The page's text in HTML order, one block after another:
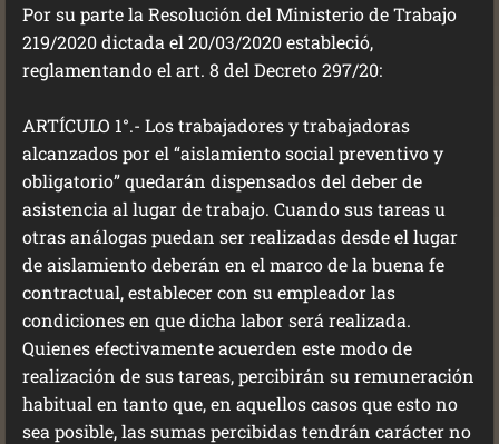
Por su parte la Resolución del Ministerio de Trabajo
219/2020 dictada el 20/03/2020 estableció,
reglamentando el art. 8 del Decreto 297/20:
ARTÍCULO 1°.- Los trabajadores y trabajadoras
alcanzados por el “aislamiento social preventivo y
obligatorio” quedarán dispensados del deber de
asistencia al lugar de trabajo. Cuando sus tareas u
otras análogas puedan ser realizadas desde el lugar
de aislamiento deberán en el marco de la buena fe
contractual, establecer con su empleador las
condiciones en que dicha labor será realizada.
Quienes efectivamente acuerden este modo de
realización de sus tareas, percibirán su remuneración
habitual en tanto que, en aquellos casos que esto no
sea posible, las sumas percibidas tendrán carácter no